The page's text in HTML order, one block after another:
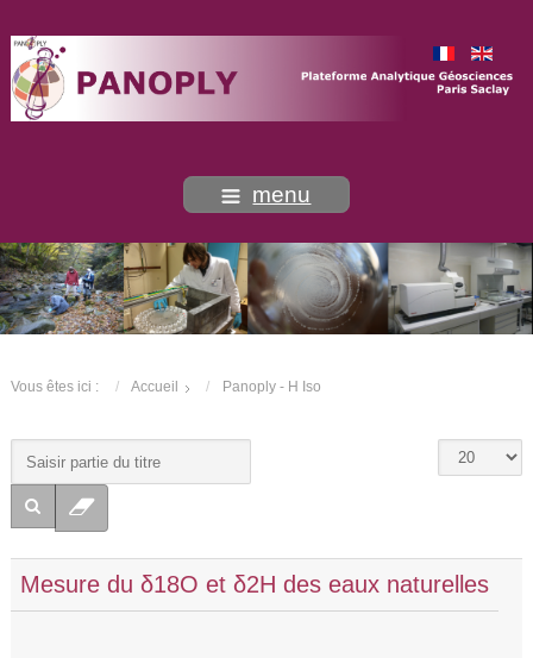
menu
Vous êtes ici : Accueil Panoply - H Iso
Mesure du δ18O et δ2H des eaux naturelles